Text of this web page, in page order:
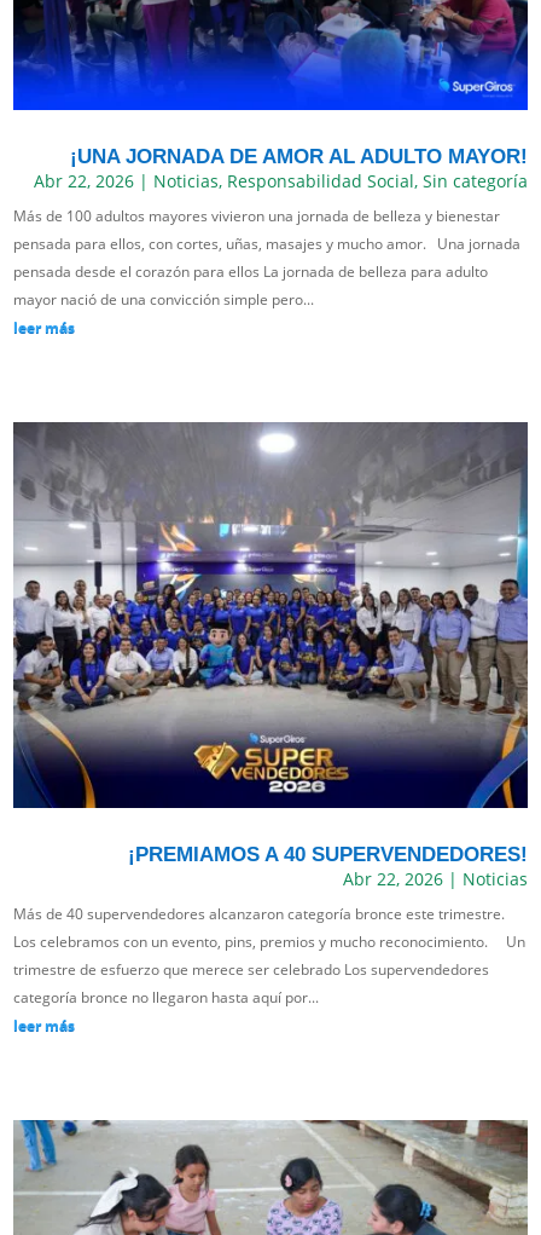
¡UNA JORNADA DE AMOR AL ADULTO MAYOR!
Abr 22, 2026| Noticias, Responsabilidad Social, Sin categoría
Más de 100 adultos mayores vivieron una jornada de belleza y bienestar
pensada para ellos, con cortes, uñas, masajes y mucho amor. Una jornada
pensada desde el corazón para ellos La jornada de belleza para adulto
mayor nació de una convicción simple pero...
leer más
¡PREMIAMOS A 40 SUPERVENDEDORES!
Abr 22, 2026| Noticias
Más de 40 supervendedores alcanzaron categoría bronce este trimestre.
Los celebramos con un evento, pins, premios y mucho reconocimiento. Un
trimestre de esfuerzo que merece ser celebrado Los supervendedores
categoría bronce no llegaron hasta aquí por...
leer más